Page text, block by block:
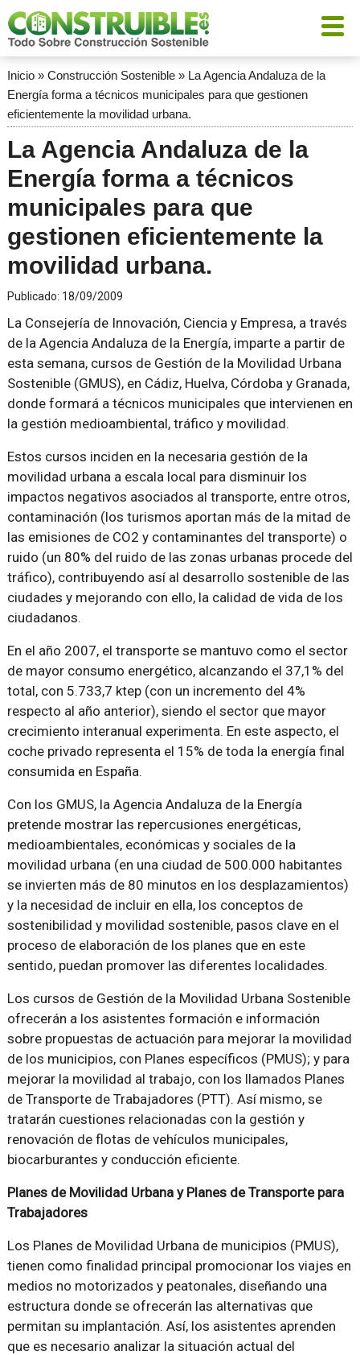
Inicio» Construcción Sostenible» La Agencia Andaluza de la
Energía forma a técnicos municipales para que gestionen
eficientemente la movilidad urbana.
La Agencia Andaluza de la
Energía forma a técnicos
municipales para que
gestionen eficientemente la
movilidad urbana.
Publicado: 18/09/2009
La Consejería de Innovación, Ciencia y Empresa, a través
de la Agencia Andaluza de la Energía, imparte a partir de
esta semana, cursos de Gestión de la Movilidad Urbana
Sostenible (GMUS), en Cádiz, Huelva, Córdoba y Granada,
donde formará a técnicos municipales que intervienen en
la gestión medioambiental, tráfico y movilidad.
Estos cursos inciden en la necesaria gestión de la
movilidad urbana a escala local para disminuir los
impactos negativos asociados al transporte, entre otros,
contaminación (los turismos aportan más de la mitad de
las emisiones de CO2 y contaminantes del transporte) o
ruido (un 80% del ruido de las zonas urbanas procede del
tráfico), contribuyendo así al desarrollo sostenible de las
ciudades y mejorando con ello, la calidad de vida de los
ciudadanos.
En el año 2007, el transporte se mantuvo como el sector
de mayor consumo energético, alcanzando el 37,1% del
total, con 5.733,7 ktep (con un incremento del 4%
respecto al año anterior), siendo el sector que mayor
crecimiento interanual experimenta. En este aspecto, el
coche privado representa el 15% de toda la energía final
consumida en España.
Con los GMUS, la Agencia Andaluza de la Energía
pretende mostrar las repercusiones energéticas,
medioambientales, económicas y sociales de la
movilidad urbana (en una ciudad de 500.000 habitantes
se invierten más de 80 minutos en los desplazamientos)
y la necesidad de incluir en ella, los conceptos de
sostenibilidad y movilidad sostenible, pasos clave en el
proceso de elaboración de los planes que en este
sentido, puedan promover las diferentes localidades.
Los cursos de Gestión de la Movilidad Urbana Sostenible
ofrecerán a los asistentes formación e información
sobre propuestas de actuación para mejorar la movilidad
de los municipios, con Planes específicos (PMUS); y para
mejorar la movilidad al trabajo, con los llamados Planes
de Transporte de Trabajadores (PTT). Así mismo, se
tratarán cuestiones relacionadas con la gestión y
renovación de flotas de vehículos municipales,
biocarburantes y conducción eficiente.
Planes de Movilidad Urbana y Planes de Transporte para
Trabajadores
Los Planes de Movilidad Urbana de municipios (PMUS),
tienen como finalidad principal promocionar los viajes en
medios no motorizados y peatonales, diseñando una
estructura donde se ofrecerán las alternativas que
permitan su implantación. Así, los asistentes aprenden
que es necesario analizar la situación actual del